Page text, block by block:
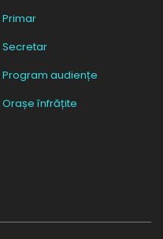
Primar
Secretar
Program audiențe
Orașe înfrățite